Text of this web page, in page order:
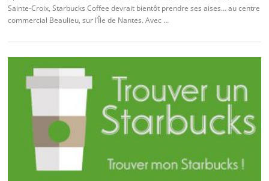
Sainte-Croix, Starbucks Coffee devrait bientôt prendre ses aises… au centre
commercial Beaulieu, sur l’Île de Nantes. Avec …